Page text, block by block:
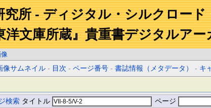
究所 - ディジタル・シルクロー
洋文庫所蔵』貴重書デジタルアー
像サムネイル - 目次 -ページ番号 -書誌情報（メタデータ） - キ
検索 タイトル ページ